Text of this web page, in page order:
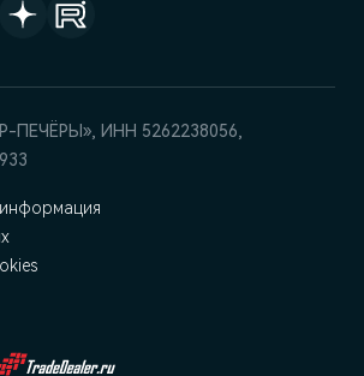
ПЕЧЁРЫ», ИНН 5262238056,